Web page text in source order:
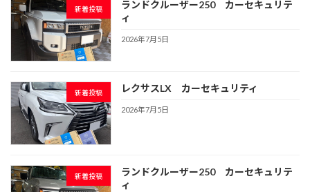
新着投稿
ランドクルーザー250 カーセキュリテ
ィ
2026年7月5日
新着投稿 レクサスLX カーセキュリティ
2026年7月5日
新着投稿
ランドクルーザー250 カーセキュリテ
ィ